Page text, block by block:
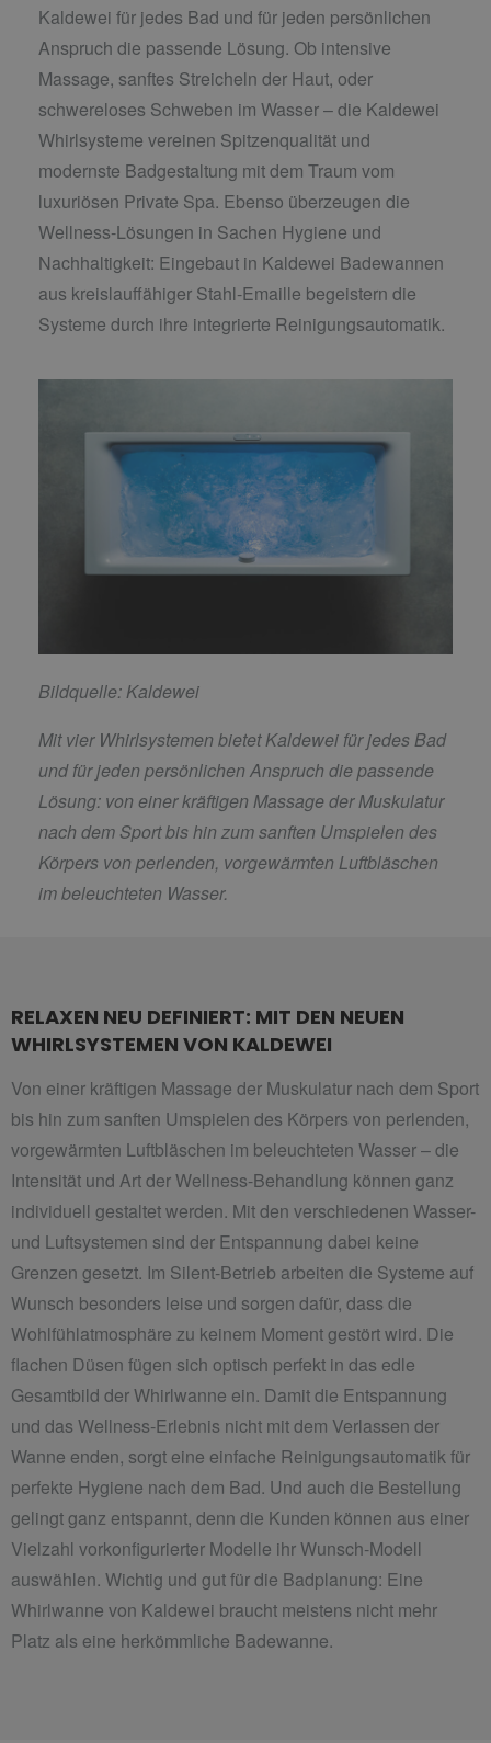
Kaldewei für jedes Bad und für jeden persönlichen
Anspruch die passende Lösung. Ob intensive
Massage, sanftes Streicheln der Haut, oder
schwereloses Schweben im Wasser – die Kaldewei
Whirlsysteme vereinen Spitzenqualität und
modernste Badgestaltung mit dem Traum vom
luxuriösen Private Spa. Ebenso überzeugen die
Wellness-Lösungen in Sachen Hygiene und
Nachhaltigkeit: Eingebaut in Kaldewei Badewannen
aus kreislauffähiger Stahl-Emaille begeistern die
Systeme durch ihre integrierte Reinigungsautomatik.
Bildquelle: Kaldewei
Mit vier Whirlsystemen bietet Kaldewei für jedes Bad
und für jeden persönlichen Anspruch die passende
Lösung: von einer kräftigen Massage der Muskulatur
nach dem Sport bis hin zum sanften Umspielen des
Körpers von perlenden, vorgewärmten Luftbläschen
im beleuchteten Wasser.
RELAXEN NEU DEFINIERT: MIT DEN NEUEN
WHIRLSYSTEMEN VON KALDEWEI
Von einer kräftigen Massage der Muskulatur nach dem Sport
bis hin zum sanften Umspielen des Körpers von perlenden,
vorgewärmten Luftbläschen im beleuchteten Wasser – die
Intensität und Art der Wellness-Behandlung können ganz
individuell gestaltet werden. Mit den verschiedenen Wasser-
und Luftsystemen sind der Entspannung dabei keine
Grenzen gesetzt. Im Silent-Betrieb arbeiten die Systeme auf
Wunsch besonders leise und sorgen dafür, dass die
Wohlfühlatmosphäre zu keinem Moment gestört wird. Die
flachen Düsen fügen sich optisch perfekt in das edle
Gesamtbild der Whirlwanne ein. Damit die Entspannung
und das Wellness-Erlebnis nicht mit dem Verlassen der
Wanne enden, sorgt eine einfache Reinigungsautomatik für
perfekte Hygiene nach dem Bad. Und auch die Bestellung
gelingt ganz entspannt, denn die Kunden können aus einer
Vielzahl vorkonfigurierter Modelle ihr Wunsch-Modell
auswählen. Wichtig und gut für die Badplanung: Eine
Whirlwanne von Kaldewei braucht meistens nicht mehr
Platz als eine herkömmliche Badewanne.